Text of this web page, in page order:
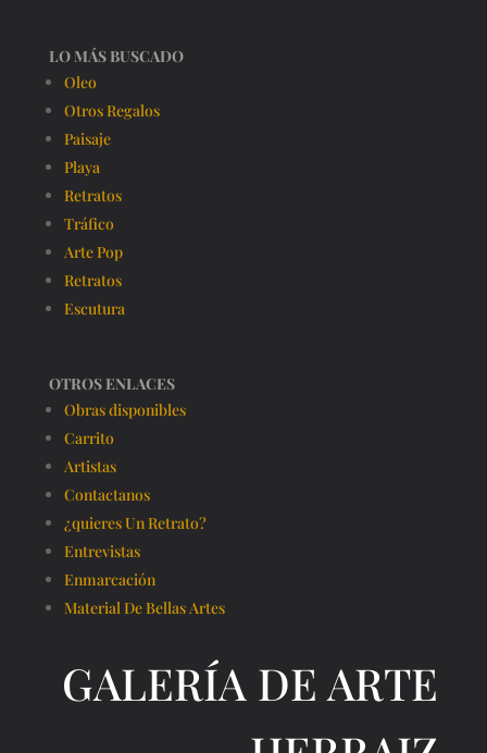
LO MÁS BUSCADO
Oleo
Otros Regalos
Paisaje
Playa
Retratos
Tráfico
Arte Pop
Retratos
Escutura
OTROS ENLACES
Obras disponibles
Carrito
Artistas
Contactanos
¿quieres Un Retrato?
Entrevistas
Enmarcación
Material De Bellas Artes
GALERÍA DE ARTE